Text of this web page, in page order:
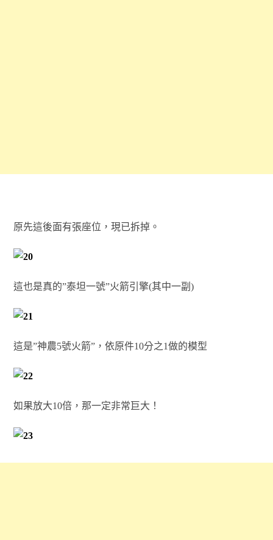
原先這後面有張座位，現已拆掉。
這也是真的”泰坦一號”火箭引擎(其中一副)
這是”神農5號火箭”，依原件10分之1做的模型
如果放大10倍，那一定非常巨大！